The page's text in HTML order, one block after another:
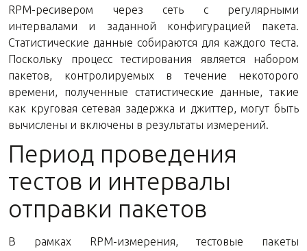
RPM-ресивером через сеть с регулярными
интервалами и заданной конфигурацией пакета.
Статистические данные собираются для каждого теста.
Поскольку процесс тестирования является набором
пакетов, контролируемых в течение некоторого
времени, полученные статистические данные, такие
как круговая сетевая задержка и джиттер, могут быть
вычислены и включены в результаты измерений.
Период проведения
тестов и интервалы
отправки пакетов
В рамках RPM-измерения, тестовые пакеты